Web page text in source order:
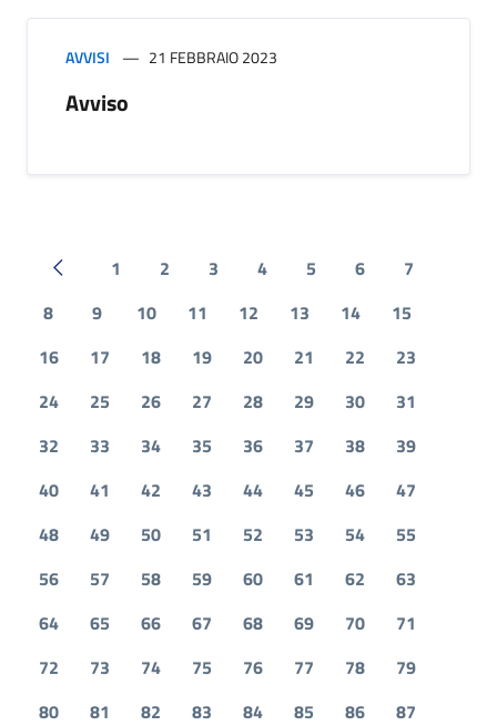
AVVISI 21 FEBBRAIO 2023
Avviso
Pagina precedente
1 2 3 4 5 6
7
8
9 10 11 12 13 14
15
16
17 18 19 20 21 22
23
24
25 26 27 28 29 30
31
32
33 34 35 36 37 38
39
40
41 42 43 44 45 46
47
48
49 50 51 52 53 54
55
56
57 58 59 60 61 62
63
64
65 66 67 68 69 70
71
72
73 74 75 76 77 78
79
80
81 82 83 84 85 86
87